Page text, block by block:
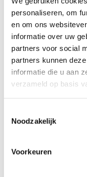
personaliseren, om
en om ons
informatie over uw
partners voor social
partners kunnen
informatie die u aan
verzameld op basis
Noodzakelijk
Voorkeuren
Deelbaar:
Bladoppervlak:
REVIEWS